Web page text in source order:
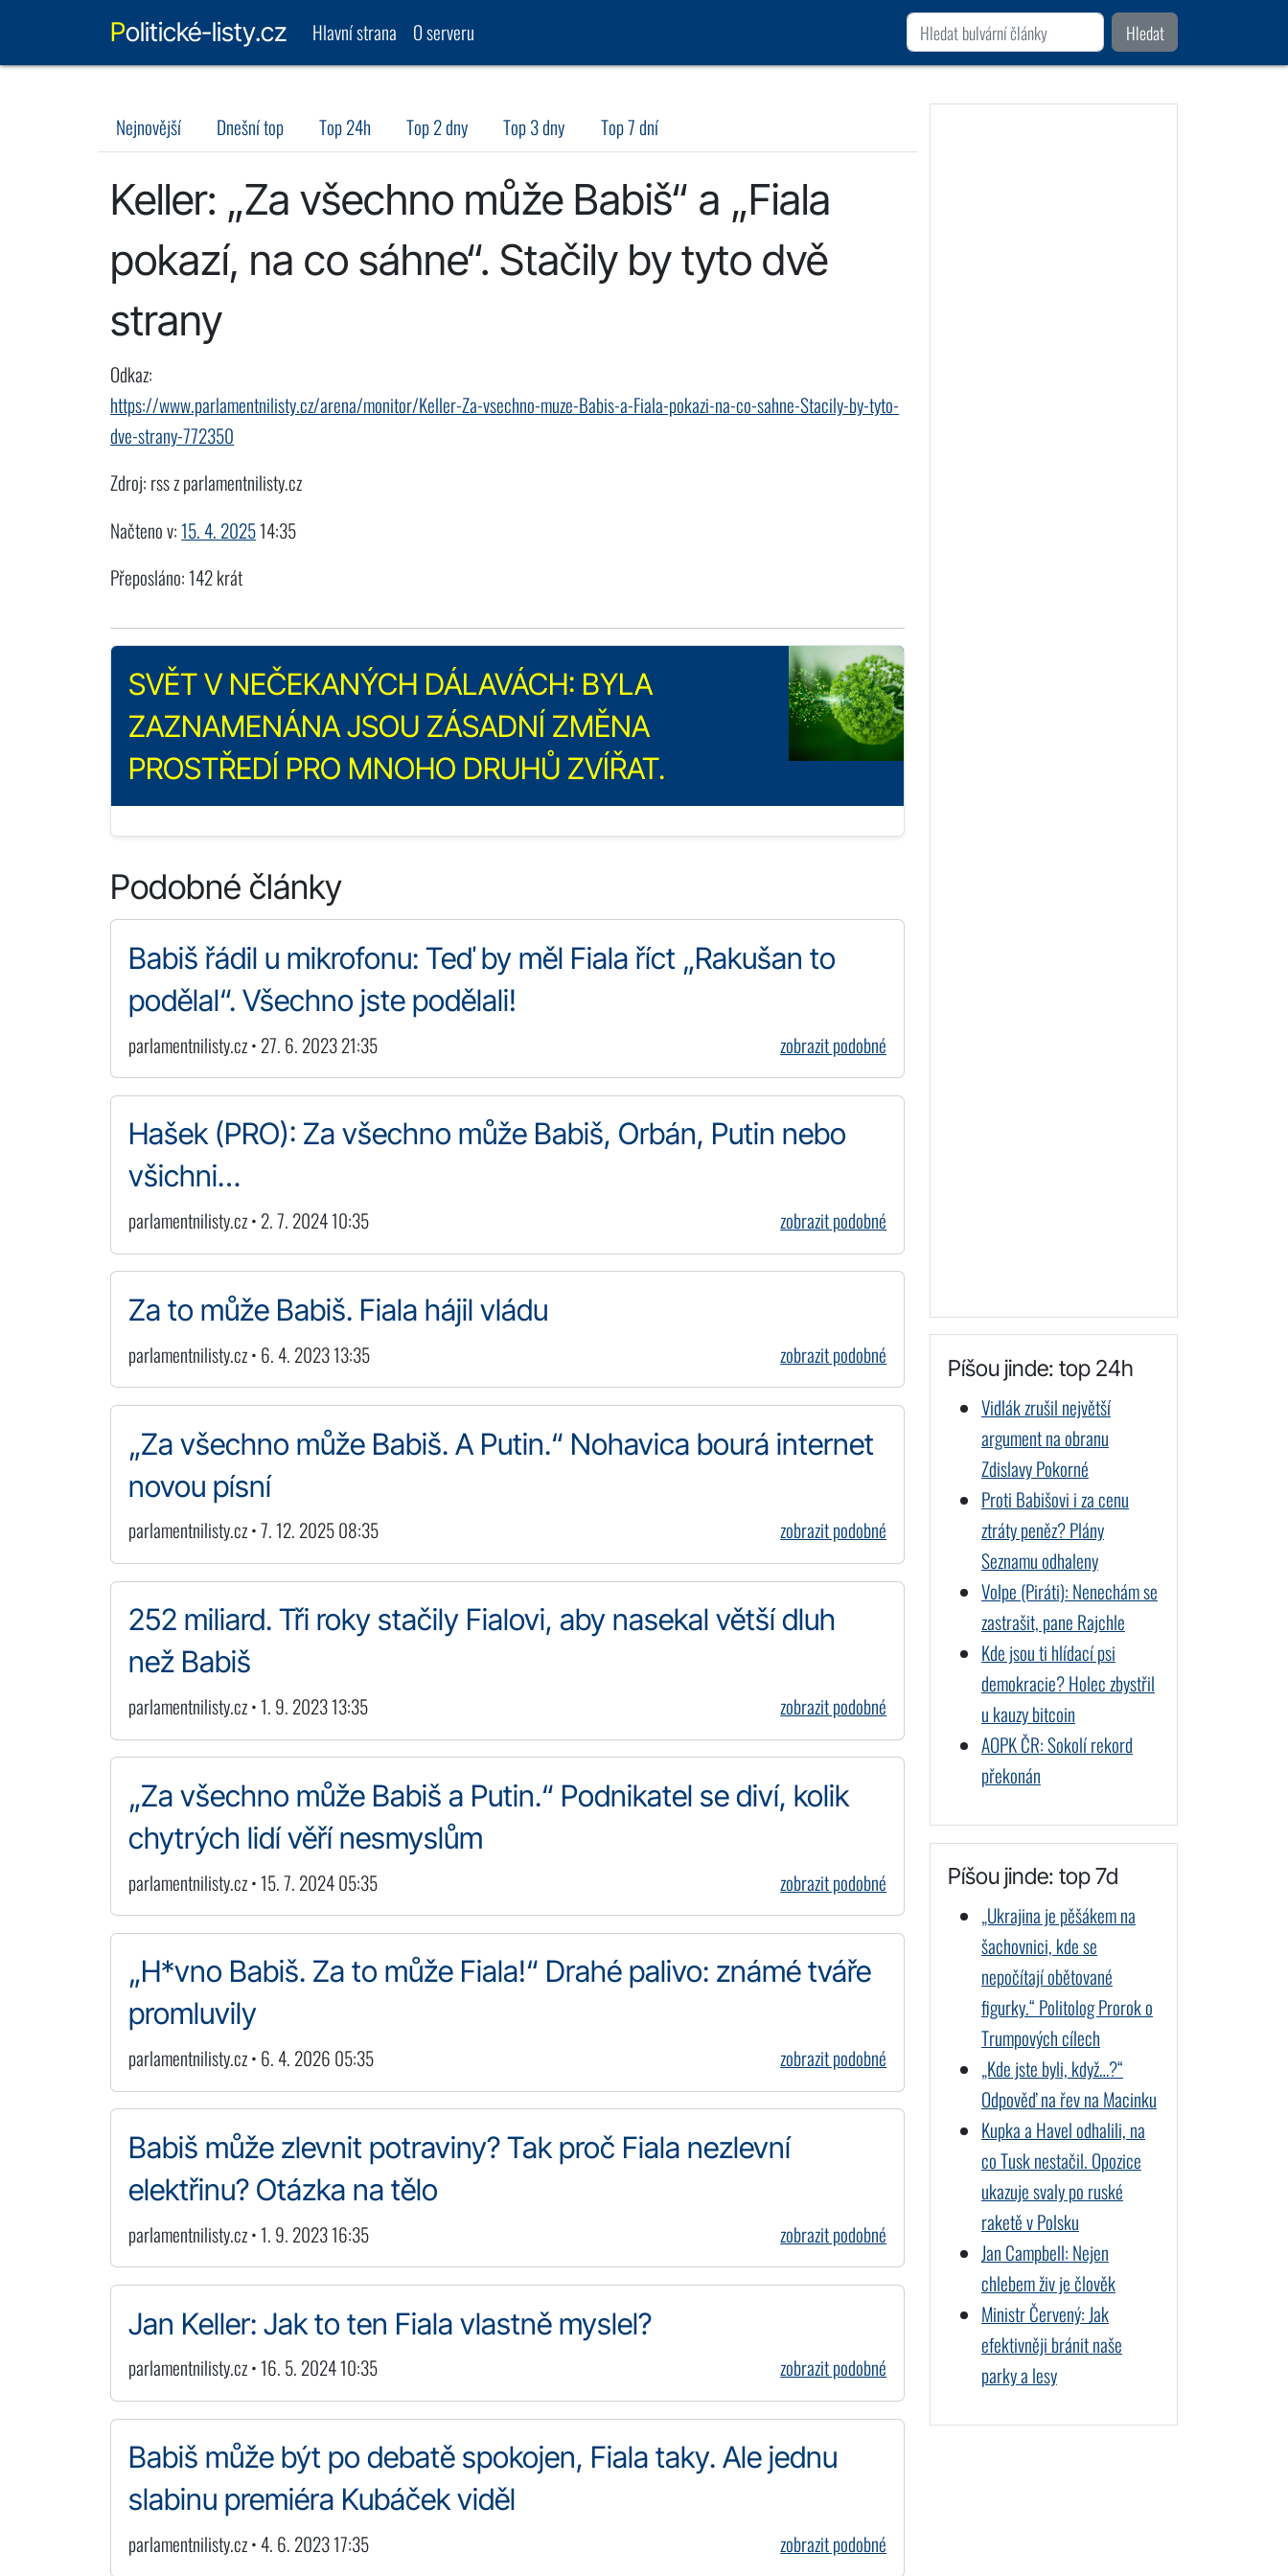
Politické-listy.cz Hlavní strana O serveru Hledat
Nejnovější Dnešní top Top 24h Top 2 dny Top 3 dny Top 7 dní
Keller: „Za všechno může Babiš“ a „Fiala
pokazí, na co sáhne“. Stačily by tyto dvě
strany
Odkaz:
https://www.parlamentnilisty.cz/arena/monitor/Keller-Za-vsechno-muze-Babis-a-Fiala-pokazi-na-co-sahne-Stacily-by-tyto-
dve-strany-772350
Zdroj: rss z parlamentnilisty.cz
Načteno v:15. 4. 202514:35
Přeposláno: 142 krát
SVĚT V NEČEKANÝCH DÁLAVÁCH: BYLA
ZAZNAMENÁNA JSOU ZÁSADNÍ ZMĚNA
PROSTŘEDÍ PRO MNOHO DRUHŮ ZVÍŘAT.
Podobné články
Babiš řádil u mikrofonu: Teď by měl Fiala říct „Rakušan to
podělal“. Všechno jste podělali!
parlamentnilisty.cz • 27. 6. 2023 21:35 zobrazit podobné
Hašek (PRO): Za všechno může Babiš, Orbán, Putin nebo
všichni…
parlamentnilisty.cz • 2. 7. 2024 10:35 zobrazit podobné
Za to může Babiš. Fiala hájil vládu
parlamentnilisty.cz • 6. 4. 2023 13:35 zobrazit podobné
„Za všechno může Babiš. A Putin.“ Nohavica bourá internet
novou písní
parlamentnilisty.cz • 7. 12. 2025 08:35 zobrazit podobné
252 miliard. Tři roky stačily Fialovi, aby nasekal větší dluh
než Babiš
parlamentnilisty.cz • 1. 9. 2023 13:35 zobrazit podobné
„Za všechno může Babiš a Putin.“ Podnikatel se diví, kolik
chytrých lidí věří nesmyslům
parlamentnilisty.cz • 15. 7. 2024 05:35 zobrazit podobné
„H*vno Babiš. Za to může Fiala!“ Drahé palivo: známé tváře
promluvily
parlamentnilisty.cz • 6. 4. 2026 05:35 zobrazit podobné
Babiš může zlevnit potraviny? Tak proč Fiala nezlevní
elektřinu? Otázka na tělo
parlamentnilisty.cz • 1. 9. 2023 16:35 zobrazit podobné
Jan Keller: Jak to ten Fiala vlastně myslel?
parlamentnilisty.cz • 16. 5. 2024 10:35 zobrazit podobné
Babiš může být po debatě spokojen, Fiala taky. Ale jednu
slabinu premiéra Kubáček viděl
parlamentnilisty.cz • 4. 6. 2023 17:35 zobrazit podobné
Píšou jinde: top 24h
Vidlák zrušil největší
argument na obranu
Zdislavy Pokorné
Proti Babišovi i za cenu
ztráty peněz? Plány
Seznamu odhaleny
Volpe (Piráti): Nenechám se
zastrašit, pane Rajchle
Kde jsou ti hlídací psi
demokracie? Holec zbystřil
u kauzy bitcoin
AOPK ČR: Sokolí rekord
překonán
Píšou jinde: top 7d
„Ukrajina je pěšákem na
šachovnici, kde se
nepočítají obětované
figurky.“ Politolog Prorok o
Trumpových cílech
„Kde jste byli, když…?“
Odpověď na řev na Macinku
Kupka a Havel odhalili, na
co Tusk nestačil. Opozice
ukazuje svaly po ruské
raketě v Polsku
Jan Campbell: Nejen
chlebem živ je člověk
Ministr Červený: Jak
efektivněji bránit naše
parky a lesy